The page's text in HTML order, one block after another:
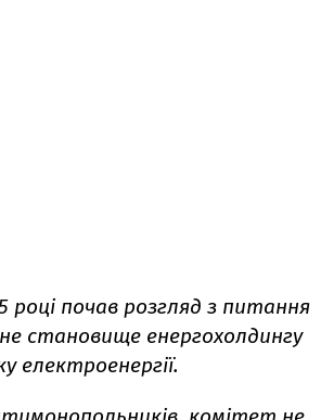
році почав розгляд з питання
становище енергохолдингу
електроенергії.